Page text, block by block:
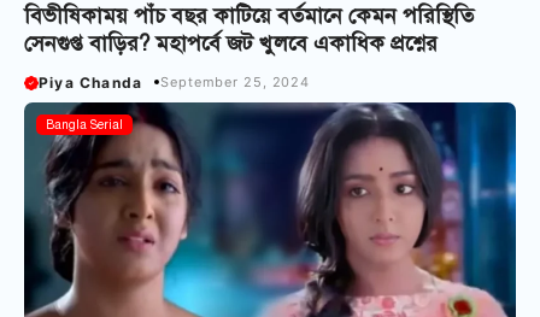
বিভীষিকাময় পাঁচ বছর কাটিয়ে বর্তমানে কেমন পরিস্থিতি
সেনগুপ্ত বাড়ির? মহাপর্বে জট খুলবে একাধিক প্রশ্নের
Piya Chanda September 25, 2024
Bangla Serial